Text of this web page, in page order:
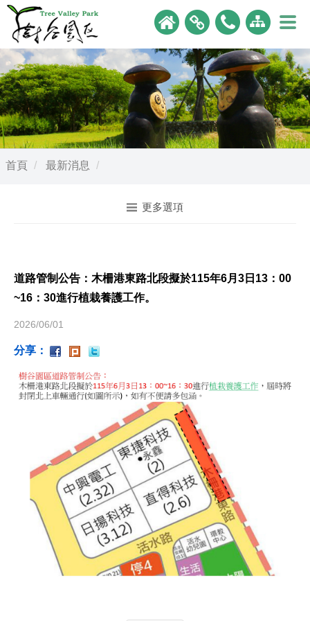
首頁 最新消息
更多選項
道路管制公告：木柵港東路北段擬於115年6月3日13：00
~16：30進行植栽養護工作。
2026/06/01
分享：